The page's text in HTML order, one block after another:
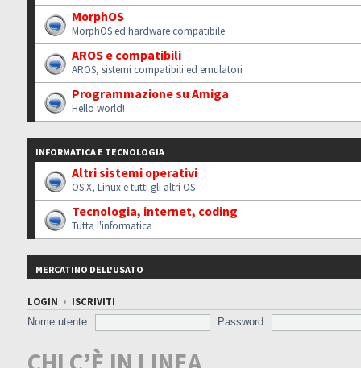
MorphOS
MorphOS ed hardware compatibile
AROS e compatibili
AROS, sistemi compatibili ed emulatori
Programmazione su Amiga
Hello world!
INFORMATICA E TECNOLOGIA
Altri sistemi operativi
OS X, Linux e tutti gli altri OS
Tecnologia, internet, coding
Tutta l'informatica
MERCATINO DELL'USATO
LOGIN • ISCRIVITI
Nome utente:
Password: